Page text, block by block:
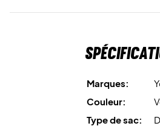
Marques:
Couleur:
Type de sac: